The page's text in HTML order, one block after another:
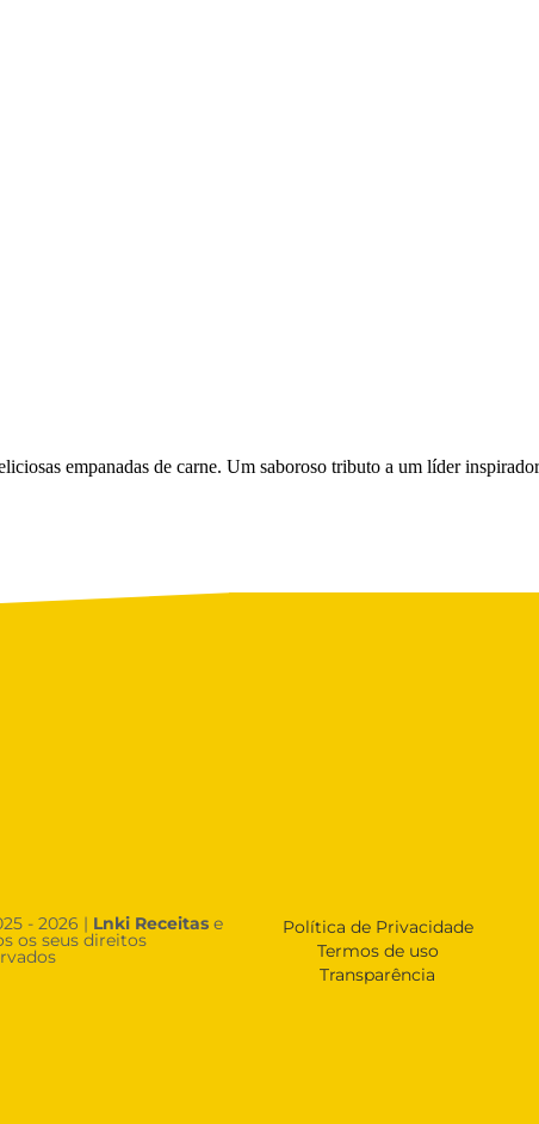
empanadas de carne. Um saboroso tributo a um líder
- 2026 | Lnki Receitas e
os seus direitos
Política de Privacidade
Termos de uso
Transparência